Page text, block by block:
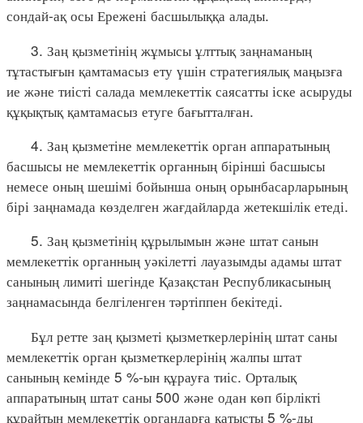
сондай-ақ осы Ережені басшылыққа алады.
3. Заң қызметінің жұмысы ұлттық заңнаманың
тұтастығын қамтамасыз ету үшін стратегиялық маңызға
ие және тиісті салада мемлекеттік саясатты іске асыруды
құқықтық қамтамасыз етуге бағытталған.
4. Заң қызметіне мемлекеттік орган аппаратының
басшысы не мемлекеттік органның бірінші басшысы
немесе оның шешімі бойынша оның орынбасарларының
бірі заңнамада көзделген жағдайларда жетекшілік етеді.
5. Заң қызметінің құрылымын және штат санын
мемлекеттік органның уәкілетті лауазымды адамы штат
санының лимиті шегінде Қазақстан Республикасының
заңнамасында белгіленген тәртіппен бекітеді.
Бұл ретте заң қызметі қызметкерлерінің штат саны
мемлекеттік орган қызметкерлерінің жалпы штат
санының кемінде 5 %-ын құрауға тиіс. Орталық
аппаратының штат саны 500 және одан көп бірлікті
құрайтын мемлекеттік органдарға қатысты 5 %-ды